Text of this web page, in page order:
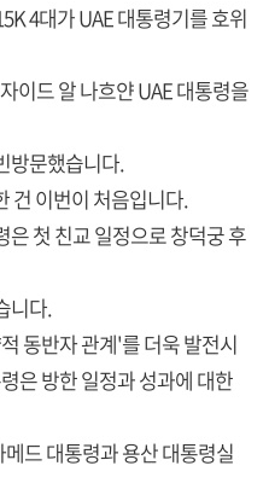
4대가 UAE 대통령기를 호위
이드 알 나흐얀 UAE 대통령을
방문했습니다.
건 이번이 처음입니다.
첫 친교 일정으로 창덕궁 후
니다.
동반자 관계'를 더욱 발전시
은 방한 일정과 성과에 대한
드 대통령과 용산 대통령실